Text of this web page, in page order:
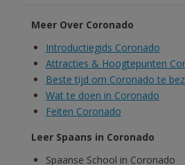
Meer Over Coronado
Introductiegids Coronado
Attracties & Hoogtepunten
Beste tijd om Coronado te
Wat te doen in Coronado
Feiten Coronado
Leer Spaans in Coronado
Spaanse School in Coronado